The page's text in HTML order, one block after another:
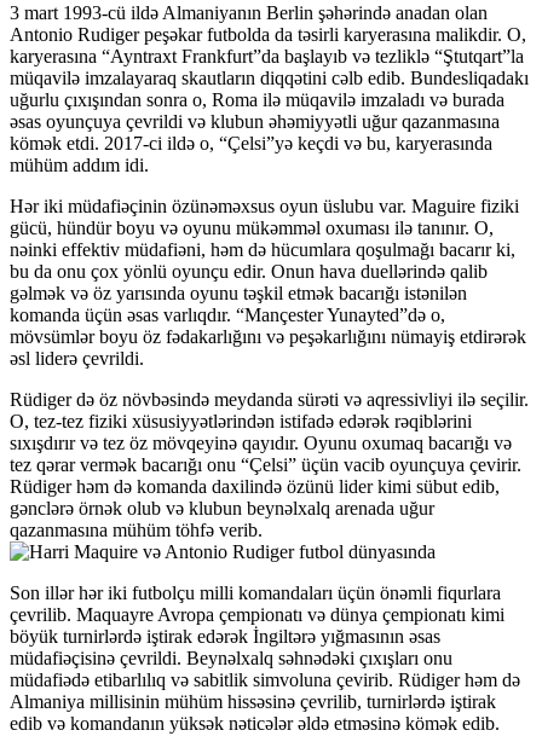
3 mart 1993-cü ildə Almaniyanın Berlin şəhərində anadan olan
Antonio Rudiger peşəkar futbolda da təsirli karyerasına malikdir. O,
karyerasına “Ayntraxt Frankfurt”da başlayıb və tezliklə “Ştutqart”la
müqavilə imzalayaraq skautların diqqətini cəlb edib. Bundesliqadakı
uğurlu çıxışından sonra o, Roma ilə müqavilə imzaladı və burada
əsas oyunçuya çevrildi və klubun əhəmiyyətli uğur qazanmasına
kömək etdi. 2017-ci ildə o, “Çelsi”yə keçdi və bu, karyerasında
mühüm addım idi.
Hər iki müdafiəçinin özünəməxsus oyun üslubu var. Maguire fiziki
gücü, hündür boyu və oyunu mükəmməl oxuması ilə tanınır. O,
nəinki effektiv müdafiəni, həm də hücumlara qoşulmağı bacarır ki,
bu da onu çox yönlü oyunçu edir. Onun hava duellərində qalib
gəlmək və öz yarısında oyunu təşkil etmək bacarığı istənilən
komanda üçün əsas varlıqdır. “Mançester Yunayted”də o,
mövsümlər boyu öz fədakarlığını və peşəkarlığını nümayiş etdirərək
əsl liderə çevrildi.
Rüdiger də öz növbəsində meydanda sürəti və aqressivliyi ilə seçilir.
O, tez-tez fiziki xüsusiyyətlərindən istifadə edərək rəqiblərini
sıxışdırır və tez öz mövqeyinə qayıdır. Oyunu oxumaq bacarığı və
tez qərar vermək bacarığı onu “Çelsi” üçün vacib oyunçuya çevirir.
Rüdiger həm də komanda daxilində özünü lider kimi sübut edib,
gənclərə örnək olub və klubun beynəlxalq arenada uğur
qazanmasına mühüm töhfə verib.
Son illər hər iki futbolçu milli komandaları üçün önəmli fiqurlara
çevrilib. Maquayre Avropa çempionatı və dünya çempionatı kimi
böyük turnirlərdə iştirak edərək İngiltərə yığmasının əsas
müdafiəçisinə çevrildi. Beynəlxalq səhnədəki çıxışları onu
müdafiədə etibarlılıq və sabitlik simvoluna çevirib. Rüdiger həm də
Almaniya millisinin mühüm hissəsinə çevrilib, turnirlərdə iştirak
edib və komandanın yüksək nəticələr əldə etməsinə kömək edib.